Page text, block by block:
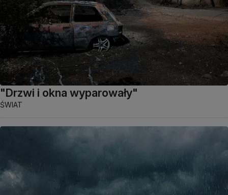
"Drzwi i okna wyparowały"
ŚWIAT